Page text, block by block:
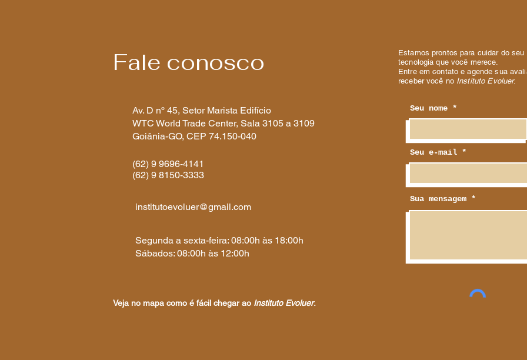
Fale conosco
Estamos prontos para cuidar do
tecnologia que você merece.
Entre em contato e agende sua
receber você no Instituto Evoluer.
Av. D nº 45, Setor Marista Edifício
WTC World Trade Center, Sala 3105 a 3109
Goiânia-GO, CEP 74.150-040​
(62) 9 9696-4141
(62) 9 8150-3333
institutoevoluer@gmail.com
Seu nome
Seu e-mail
Sua mensagem
Segunda a sexta-feira: 08:00h às 18:00h
Sábados: 08:00h às 12:00h
Veja no mapa como é fácil chegar ao Instituto Evoluer.